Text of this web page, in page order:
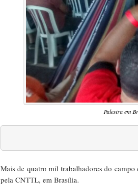
Palestra em
Mais de quatro mil trabalhadores do
pela CNTTL, em Brasília.